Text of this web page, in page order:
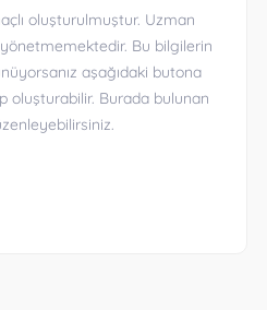
oluşturulmuştur. Uzman
Bu bilgilerin
aşağıdaki butona
oluşturabilir. Burada bulunan